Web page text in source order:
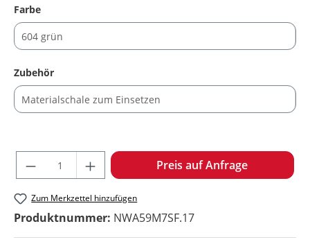
Farbeauswählen
Zubehörauswählen
Produkt Anzahl: Gib den
Preis auf Anfrage
Zum Merkzettel hinzufügen
Produktnummer: NWA59M7SF.17